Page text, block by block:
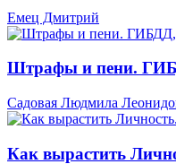
Емец Дмитрий
Штрафы и пени.
Садовая Людмила
Как вырастить